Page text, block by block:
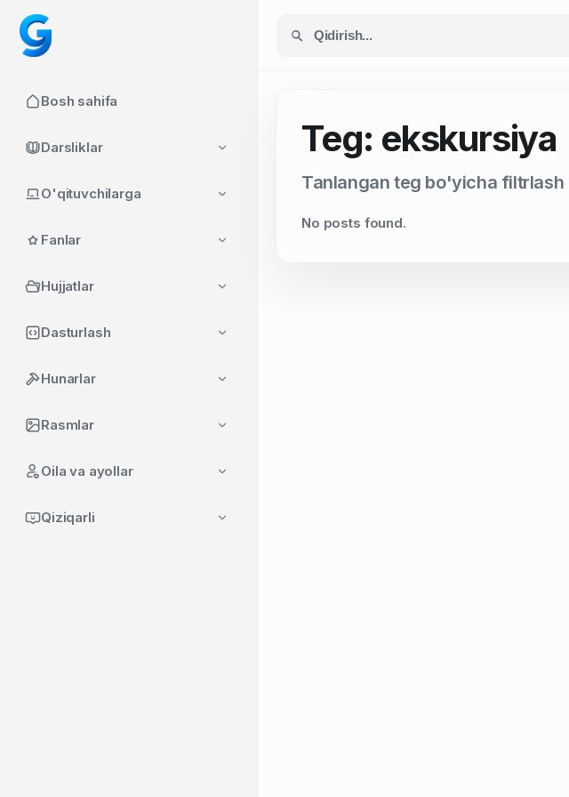
Bosh sahifa
Darsliklar
O'qituvchilarga
Fanlar
Hujjatlar
Dasturlash
Hunarlar
Rasmlar
Oila va ayollar
Qiziqarli
Teg: ekskursiya
Tanlangan teg bo'yicha filtrlash
No posts found.